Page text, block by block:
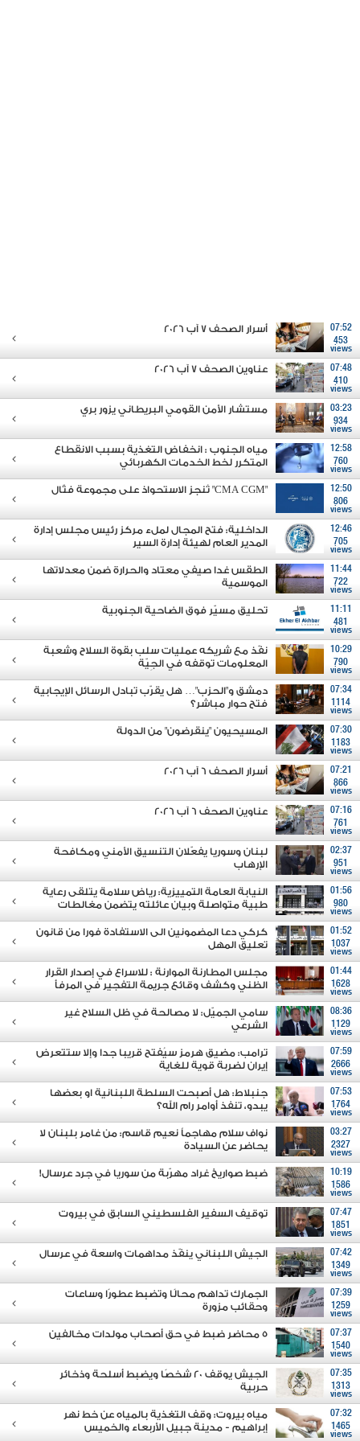
07:52
453
views
أسرار الصحف 7 آب 2026
07:48
410
views
عناوين الصحف 7 آب 2026
03:23
934
views
مستشار الأمن القومي البريطاني يزور بري
12:58
760
views
مياه الجنوب : انخفاض التغذية بسبب الانقطاع
المتكرر لخط الخدمات الكهربائي
12:50
806
views
"CMA CGM" تُنجز الاستحواذ على مجموعة فتّال
12:46
705
views
الداخلية: فتح المجال لملء مركز رئيس مجلس إدارة
المدير العام لهيئة إدارة السير
11:44
722
views
الطقس غدا صيفي معتاد والحرارة ضمن معدلاتها
الموسمية
11:11
481
views
تحليق مسيّر فوق الضاحية الجنوبية
10:29
790
views
نفّذ مع شريكه عمليات سلب بقوة السلاح وشعبة
المعلومات توقفه في الجِيّة
07:34
1114
views
دمشق و"الحزب"… هل يقرّب تبادل الرسائل الإيجابية
فتح حوار مباشر؟
07:30
1183
views
المسيحيون "ينقرضون" من الدولة
07:21
866
views
أسرار الصحف 6 آب 2026
07:16
761
views
عناوين الصحف 6 آب 2026
02:37
951
views
لبنان وسوريا يفعّلان التنسيق الأمني ومكافحة
الإرهاب
01:56
980
views
النيابة العامة التمييزية: رياض سلامة يتلقى رعاية
طبية متواصلة وبيان عائلته يتضمن مغالطات
01:52
1037
views
كركي دعا المضمونين الى الاستفادة فورا من قانون
تعليق المهل
01:44
1628
views
مجلس المطارنة الموارنة : للاسراع في إصدار القرار
الظني وكشف وقائع جريمة التفجير في المرفأ
08:36
1129
views
سامي الجميّل: لا مصالحة في ظل السلاح غير
الشرعي
07:59
2666
views
ترامب: مضيق هرمز سيُفتح قريبا جدا وإلا ستتعرض
إيران لضربة قوية للغاية
07:53
1764
views
جنبلاط: هل أصبحت السلطة اللبنانية او بعضها
يبدو، تنفذ أوامر رام الله؟
03:27
2327
views
نواف سلام مهاجماً نعيم قاسم: من غامر بلبنان لا
يحاضر عن السيادة
10:19
1586
views
ضبط صواريخ غراد مهرّبة من سوريا في جرد عرسال!
07:47
1851
views
توقيف السفير الفلسطيني السابق في بيروت
07:42
1349
views
الجيش اللبناني ينفّذ مداهمات واسعة في عرسال
07:39
1259
views
الجمارك تداهم محالًا وتضبط عطورًا وساعات
وحقائب مزورة
07:37
1540
views
5 محاضر ضبط في حق أصحاب مولدات مخالفين
07:35
1313
views
الجيش يوقف 20 شخصًا ويضبط أسلحة وذخائر
حربية
07:32
1465
views
مياه بيروت: وقف التغذية بالمياه عن خط نهر
إبراهيم - مدينة جبيل الأربعاء والخميس